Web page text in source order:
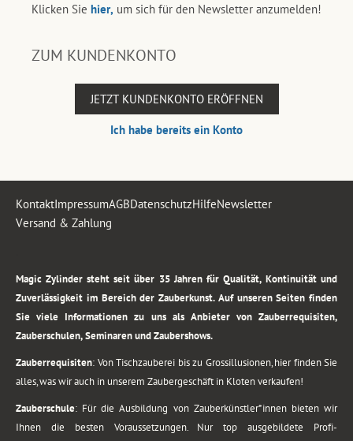
Klicken Sie hier, um sich für den Newsletter anzumelden!
ZUM KUNDENKONTO
JETZT KUNDENKONTO ERÖFFNEN
Ich habe bereits ein Konto
KontaktImpressumAGBDatenschutzHilfeNewsletter
Versand & Zahlung
Magic Zylinder steht seit über 35 Jahren für Qualität, Kontinuität und
Zuverlässigkeit im Bereich der Zauberkunst. Auf unseren Seiten finden
Sie viele Informationen zu uns als Anbieter von Zauberrequisiten,
Zauberschulen, Seminaren und Zaubershows.
Zauberrequisiten: Von Tischzauberei bis zu Grossillusionen, hier finden Sie
alles, was wir auch in unserem Zaubergeschäft in Kloten verkaufen!
Zauberschule: Für die Ausbildung von Zauberkünstler*innen bieten wir
Ihnen die besten Voraussetzungen. Nur top ausgebildete Profi-